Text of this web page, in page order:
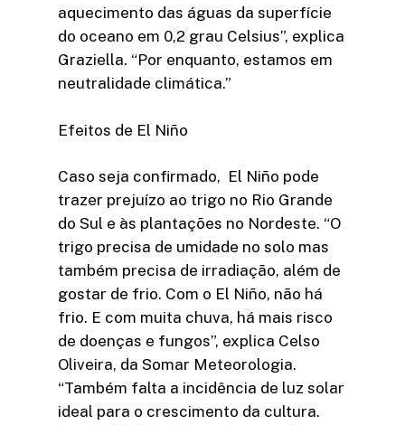
aquecimento das águas da superfície
do oceano em 0,2 grau Celsius”, explica
Graziella. “Por enquanto, estamos em
neutralidade climática.”
Efeitos de El Niño
Caso seja confirmado, El Niño pode
trazer prejuízo ao trigo no Rio Grande
do Sul e às plantações no Nordeste. “O
trigo precisa de umidade no solo mas
também precisa de irradiação, além de
gostar de frio. Com o El Niño, não há
frio. E com muita chuva, há mais risco
de doenças e fungos”, explica Celso
Oliveira, da Somar Meteorologia.
“Também falta a incidência de luz solar
ideal para o crescimento da cultura.